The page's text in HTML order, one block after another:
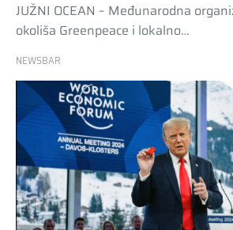
JUŽNI OCEAN – Međunarodna
okoliša Greenpeace i lokalno…
NEWSBAR